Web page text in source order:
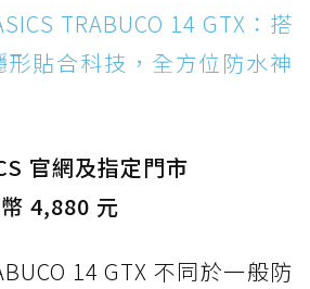
TRABUCO 14 GTX：搭
形貼合科技，全方位防水神
官網及指定門市
4,880 元
14 GTX 不同於一般防